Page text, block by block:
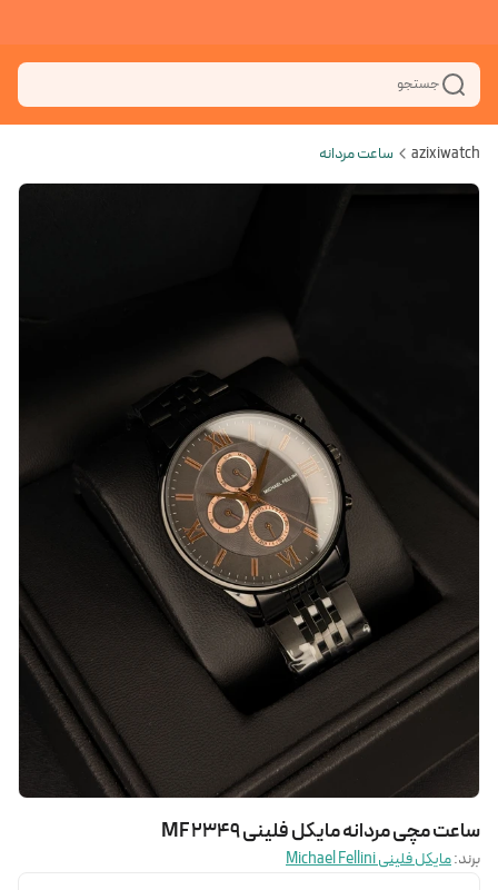
جستجو
azixiwatch ساعت مردانه
ساعت مچی مردانه مایکل فلینی MF 2349
برند:مایکل فلینی Michael Fellini